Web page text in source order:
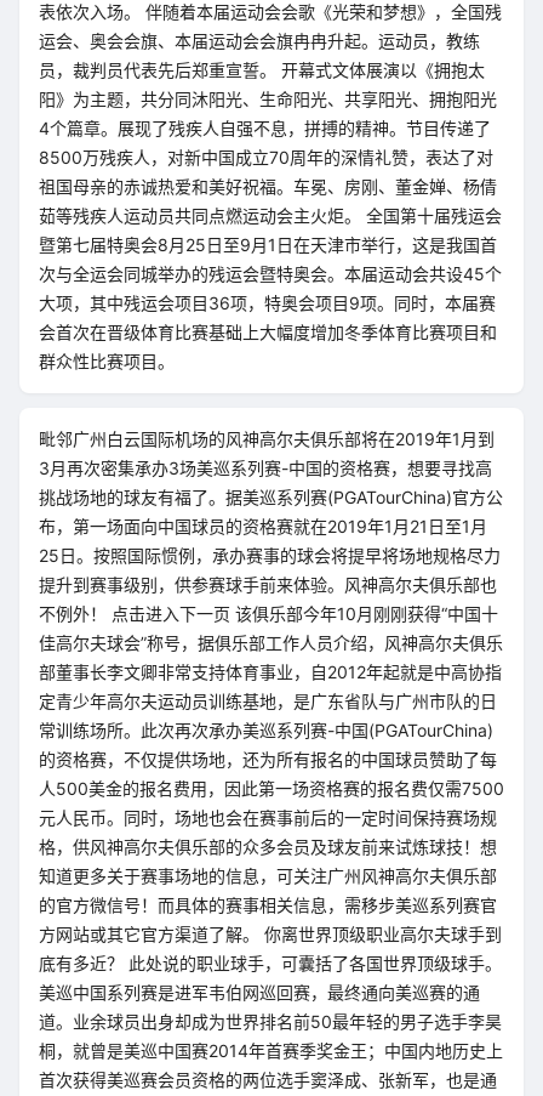
表依次入场。 伴随着本届运动会会歌《光荣和梦想》，全国残
运会、奥会会旗、本届运动会会旗冉冉升起。运动员，教练
员，裁判员代表先后郑重宣誓。 开幕式文体展演以《拥抱太
阳》为主题，共分同沐阳光、生命阳光、共享阳光、拥抱阳光
4个篇章。展现了残疾人自强不息，拼搏的精神。节目传递了
8500万残疾人，对新中国成立70周年的深情礼赞，表达了对
祖国母亲的赤诚热爱和美好祝福。车冕、房刚、董金婵、杨倩
茹等残疾人运动员共同点燃运动会主火炬。 全国第十届残运会
暨第七届特奥会8月25日至9月1日在天津市举行，这是我国首
次与全运会同城举办的残运会暨特奥会。本届运动会共设45个
大项，其中残运会项目36项，特奥会项目9项。同时，本届赛
会首次在晋级体育比赛基础上大幅度增加冬季体育比赛项目和
群众性比赛项目。
毗邻广州白云国际机场的风神高尔夫俱乐部将在2019年1月到
3月再次密集承办3场美巡系列赛-中国的资格赛，想要寻找高
挑战场地的球友有福了。据美巡系列赛(PGATourChina)官方公
布，第一场面向中国球员的资格赛就在2019年1月21日至1月
25日。按照国际惯例，承办赛事的球会将提早将场地规格尽力
提升到赛事级别，供参赛球手前来体验。风神高尔夫俱乐部也
不例外！ 点击进入下一页 该俱乐部今年10月刚刚获得“中国十
佳高尔夫球会”称号，据俱乐部工作人员介绍，风神高尔夫俱乐
部董事长李文卿非常支持体育事业，自2012年起就是中高协指
定青少年高尔夫运动员训练基地，是广东省队与广州市队的日
常训练场所。此次再次承办美巡系列赛-中国(PGATourChina)
的资格赛，不仅提供场地，还为所有报名的中国球员赞助了每
人500美金的报名费用，因此第一场资格赛的报名费仅需7500
元人民币。同时，场地也会在赛事前后的一定时间保持赛场规
格，供风神高尔夫俱乐部的众多会员及球友前来试炼球技！想
知道更多关于赛事场地的信息，可关注广州风神高尔夫俱乐部
的官方微信号！而具体的赛事相关信息，需移步美巡系列赛官
方网站或其它官方渠道了解。 你离世界顶级职业高尔夫球手到
底有多近？ 此处说的职业球手，可囊括了各国世界顶级球手。
美巡中国系列赛是进军韦伯网巡回赛，最终通向美巡赛的通
道。业余球员出身却成为世界排名前50最年轻的男子选手李昊
桐，就曾是美巡中国赛2014年首赛季奖金王；中国内地历史上
首次获得美巡赛会员资格的两位选手窦泽成、张新军，也是通